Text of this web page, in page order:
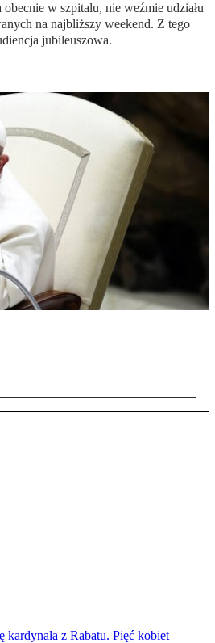
w szpitalu, nie weźmie udziału
na najbliższy weekend. Z tego
jubileuszowa.
kardynała z Rabatu. Pięć kobiet